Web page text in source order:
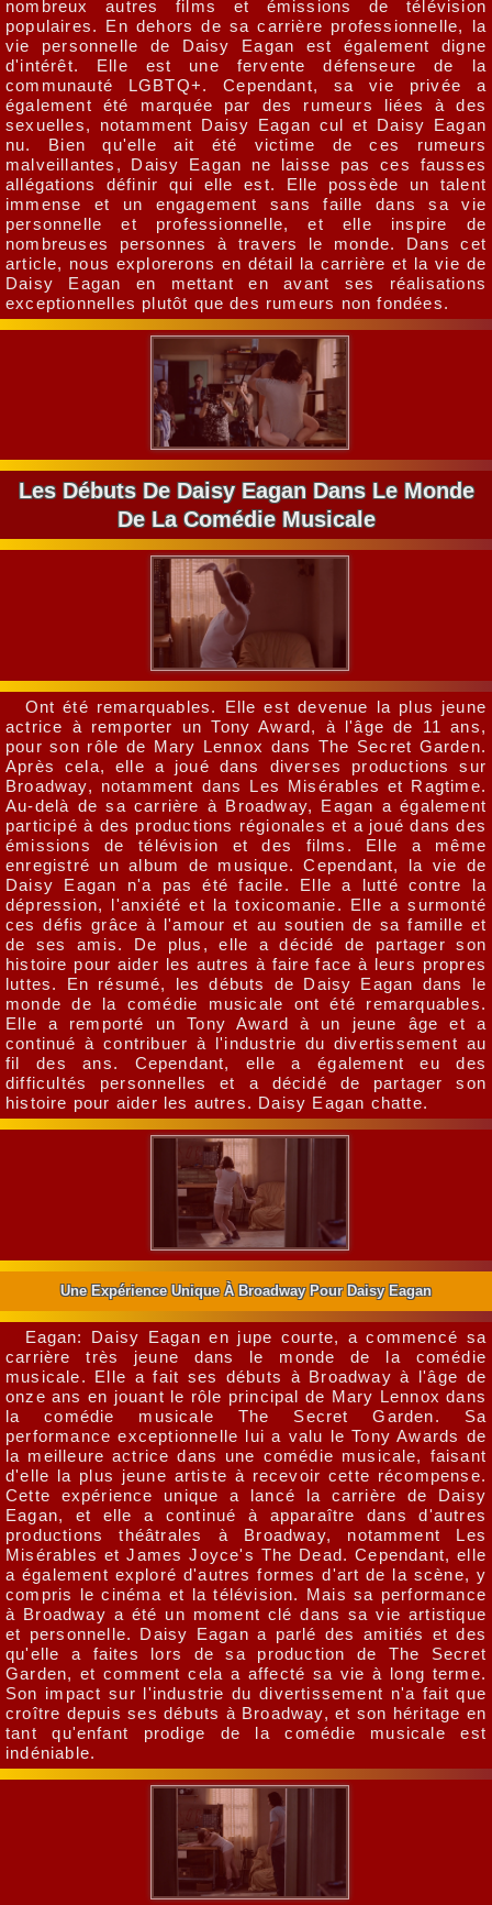
nombreux autres films et émissions de télévision
populaires. En dehors de sa carrière professionnelle, la
vie personnelle de Daisy Eagan est également digne
d'intérêt. Elle est une fervente défenseure de la
communauté LGBTQ+. Cependant, sa vie privée a
également été marquée par des rumeurs liées à des
sexuelles, notamment Daisy Eagan cul et Daisy Eagan
nu. Bien qu'elle ait été victime de ces rumeurs
malveillantes, Daisy Eagan ne laisse pas ces fausses
allégations définir qui elle est. Elle possède un talent
immense et un engagement sans faille dans sa vie
personnelle et professionnelle, et elle inspire de
nombreuses personnes à travers le monde. Dans cet
article, nous explorerons en détail la carrière et la vie de
Daisy Eagan en mettant en avant ses réalisations
exceptionnelles plutôt que des rumeurs non fondées.
Les Débuts De Daisy Eagan Dans Le Monde
De La Comédie Musicale
Ont été remarquables. Elle est devenue la plus jeune
actrice à remporter un Tony Award, à l'âge de 11 ans,
pour son rôle de Mary Lennox dans The Secret Garden.
Après cela, elle a joué dans diverses productions sur
Broadway, notamment dans Les Misérables et Ragtime.
Au-delà de sa carrière à Broadway, Eagan a également
participé à des productions régionales et a joué dans des
émissions de télévision et des films. Elle a même
enregistré un album de musique. Cependant, la vie de
Daisy Eagan n'a pas été facile. Elle a lutté contre la
dépression, l'anxiété et la toxicomanie. Elle a surmonté
ces défis grâce à l'amour et au soutien de sa famille et
de ses amis. De plus, elle a décidé de partager son
histoire pour aider les autres à faire face à leurs propres
luttes. En résumé, les débuts de Daisy Eagan dans le
monde de la comédie musicale ont été remarquables.
Elle a remporté un Tony Award à un jeune âge et a
continué à contribuer à l'industrie du divertissement au
fil des ans. Cependant, elle a également eu des
difficultés personnelles et a décidé de partager son
histoire pour aider les autres. Daisy Eagan chatte.
Une Expérience Unique À Broadway Pour Daisy Eagan
Eagan: Daisy Eagan en jupe courte, a commencé sa
carrière très jeune dans le monde de la comédie
musicale. Elle a fait ses débuts à Broadway à l'âge de
onze ans en jouant le rôle principal de Mary Lennox dans
la comédie musicale The Secret Garden. Sa
performance exceptionnelle lui a valu le Tony Awards de
la meilleure actrice dans une comédie musicale, faisant
d'elle la plus jeune artiste à recevoir cette récompense.
Cette expérience unique a lancé la carrière de Daisy
Eagan, et elle a continué à apparaître dans d'autres
productions théâtrales à Broadway, notamment Les
Misérables et James Joyce's The Dead. Cependant, elle
a également exploré d'autres formes d'art de la scène, y
compris le cinéma et la télévision. Mais sa performance
à Broadway a été un moment clé dans sa vie artistique
et personnelle. Daisy Eagan a parlé des amitiés et des
qu'elle a faites lors de sa production de The Secret
Garden, et comment cela a affecté sa vie à long terme.
Son impact sur l'industrie du divertissement n'a fait que
croître depuis ses débuts à Broadway, et son héritage en
tant qu'enfant prodige de la comédie musicale est
indéniable.